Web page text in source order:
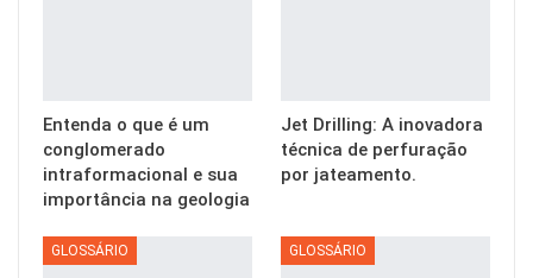
Entenda o que é um
conglomerado
intraformacional e sua
importância na geologia
Jet Drilling: A inovadora
técnica de perfuração
por jateamento.
GLOSSÁRIO GLOSSÁRIO